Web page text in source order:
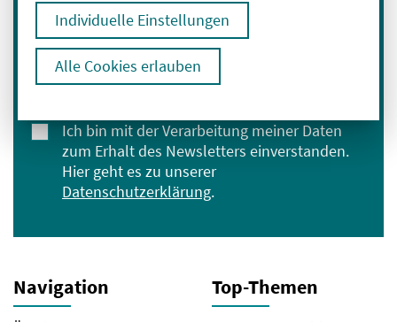
Individuelle Einstellungen
Alle Cookies erlauben
E-Mail-Adresse eingeben
Ich bin mit der Verarbeitung meiner Daten
zum Erhalt des Newsletters einverstanden.
Hier geht es zu unserer
Datenschutzerklärung.
Anmelden
Navigation Top-Themen